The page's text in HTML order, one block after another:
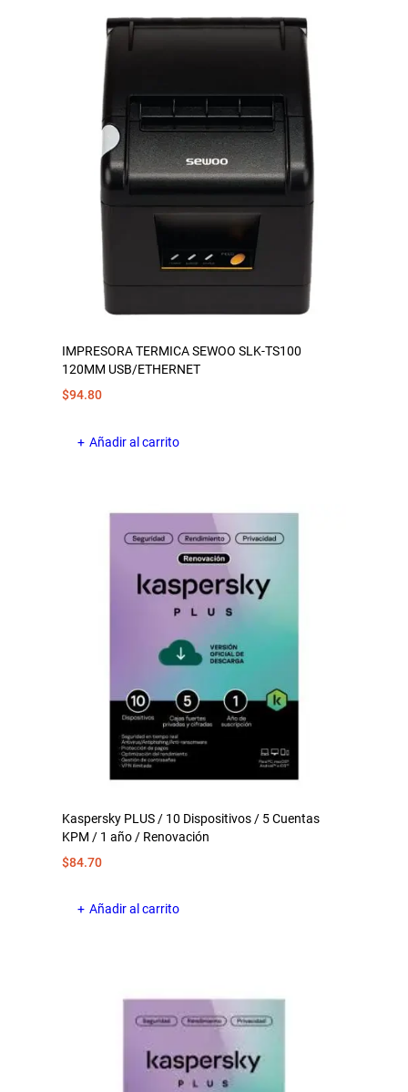
IMPRESORA TERMICA SEWOO SLK-TS100
120MM USB/ETHERNET
$94.80
Añadir al carrito
Kaspersky PLUS / 10 Dispositivos / 5 Cuentas
KPM / 1 año / Renovación
$84.70
Añadir al carrito